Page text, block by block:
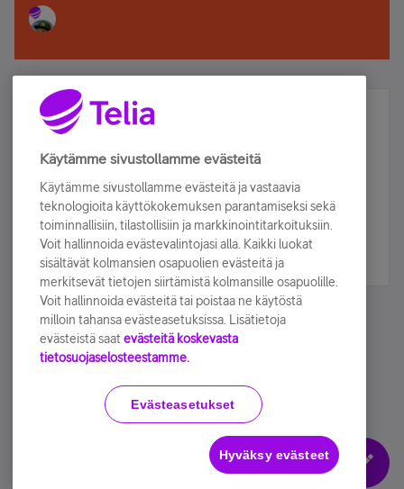
Älä jää paitsi – osallistu ja voita!
Tilaa Telian uutiskirje ja olet mukana arvonnassa.
sähköpostiisi.
Tilaa nyt
Käyttöehdot Accessibility statement
Evästeasetukset
Käytämme sivustollamme evästeitä
Käytämme sivustollamme evästeitä ja vastaavia
teknologioita käyttökokemuksen parantamiseksi sekä
toiminnallisiin, tilastollisiin ja markkinointitarkoituksiin.
Voit hallinnoida evästevalintojasi alla. Kaikki luokat
sisältävät kolmansien osapuolien evästeitä ja
merkitsevät tietojen siirtämistä kolmansille osapuolille.
Voit hallinnoida evästeitä tai poistaa ne käytöstä
milloin tahansa evästeasetuksissa. Lisätietoja
evästeistä saat evästeitä koskevasta
tietosuojaselosteestamme.
Evästeasetukset
Hyväksy evästeet